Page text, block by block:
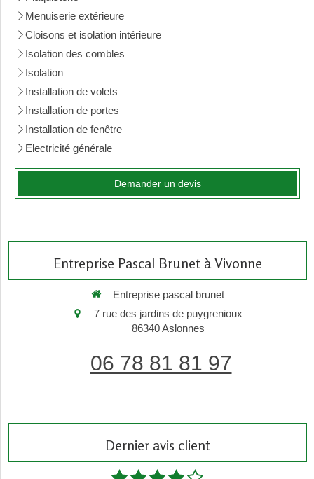
Menuiserie extérieure
Cloisons et isolation intérieure
Isolation des combles
Isolation
Installation de volets
Installation de portes
Installation de fenêtre
Electricité générale
Demander un devis
Entreprise Pascal Brunet à Vivonne
Entreprise pascal brunet
7 rue des jardins de puygrenioux
86340Aslonnes
06 78 81 81 97
Dernier avis client